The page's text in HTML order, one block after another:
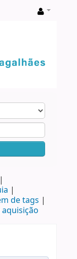
de tags